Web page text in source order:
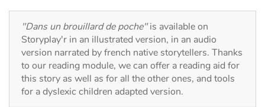
Arts, space, activities
Documentaries
With the family
"Dans un brouillard de poche"is available on
Storyplay'r in an illustrated version, in an audio
version narrated by french native storytellers. Thanks
to our reading module, we can offer a reading aid for
this story as well as for all the other ones, and tools
for a dyslexic children adapted version.